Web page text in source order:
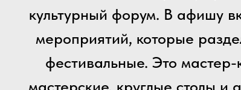
культурный форум. В афишу
мероприятий, которые
фестивальные. Это
мастерские, круглые столы